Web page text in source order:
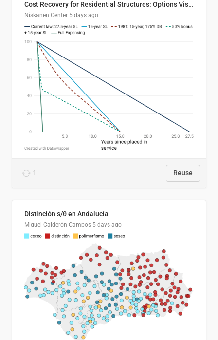
Cost Recovery for Residential Structures: Options Visualized
Niskanen Center 5 days ago
1 Reuse
Distinción s/θ en Andalucía
Miguel Calderón Campos 5 days ago